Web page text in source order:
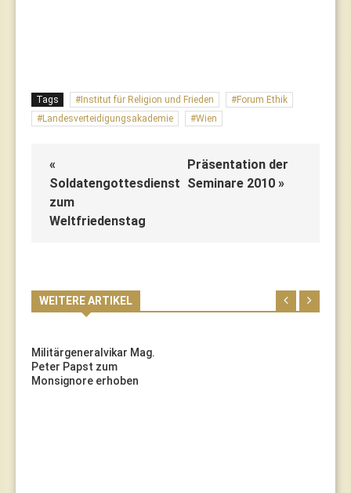
Tags Institut für Religion und Frieden
Forum Ethik
Landesverteidigungsakademie
Wien
«
Soldatengottesdienst
zum
Weltfriedenstag
Präsentation der
Seminare 2010 »
WEITERE ARTIKEL
Militärgeneralvikar Mag.
Peter Papst zum
Monsignore erhoben